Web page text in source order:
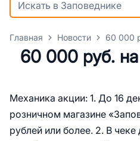
Главная Новости 60 000
60 000 руб.
Механика акции: 1. До 16
розничном магазине
рублей или более. 2. В